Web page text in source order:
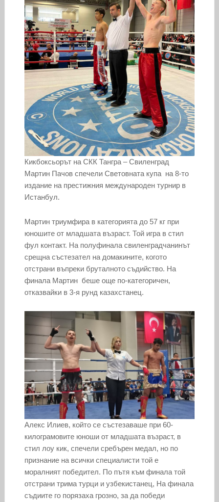
Кикбоксьорът на СКК Тангра – Свиленград
Мартин Пачов спечели Световната купа на 8-то
издание на престижния международен турнир в
Истанбул.
Мартин триумфира в категорията до 57 кг при
юношите от младшата възраст. Той игра в стил
фул контакт. На полуфинала свиленградчанинът
срещна състезател на домакините, когото
отстрани въпреки бруталното съдийство. На
финала Мартин беше още по-категоричен,
отказвайки в 3-я рунд казахстанец.
Алекс Илиев, който се състезаваше при 60-
килограмовите юноши от младшата възраст, в
стил лоу кик, спечели сребърен медал, но по
признание на всички специалисти той е
моралният победител. По пътя към финала той
отстрани трима турци и узбекистанец, На финала
съдиите го порязаха грозно, за да победи